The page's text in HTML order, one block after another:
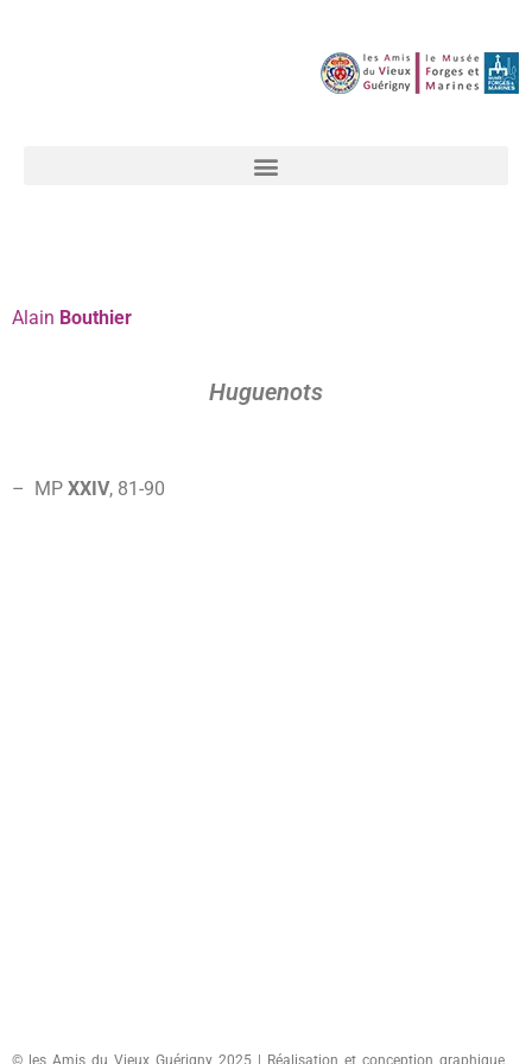
Alain Bouthier
Huguenots
– MP XXIV, 81-90
© les Amis du Vieux Guérigny 2025 | Réalisation et conception graphique